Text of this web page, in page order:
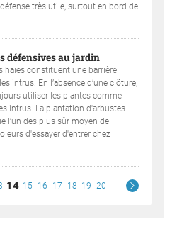
très utile, surtout en bord de
défensives au jardin
haies constituent une barrière
intrus. En l’absence d’une clôture,
utiliser les plantes comme
intrus. La plantation d'arbustes
l’un des plus sûr moyen de
d'essayer d'entrer chez
14 15 16 17 18 19 20